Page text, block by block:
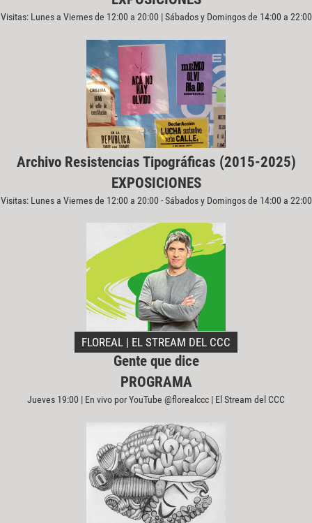
Visitas: Lunes a Viernes de 12:00 a 20:00 | Sábados y Domingos de 14:00 a 22:00
Archivo Resistencias Tipográficas (2015-2025)
EXPOSICIONES
Visitas: Lunes a Viernes de 12:00 a 20:00 - Sábados y Domingos de 14:00 a 22:00
FLOREAL | EL STREAM DEL CCC
Gente que dice
PROGRAMA
Jueves 19:00 | En vivo por YouTube @florealccc | El Stream del CCC